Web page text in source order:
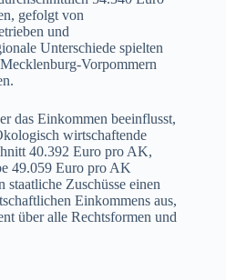
gefolgt von
und
Unterschiede spielten
Vorpommern
das Einkommen beeinflusst,
wirtschaftende
40.392 Euro pro AK,
49.059 Euro pro AK
staatliche Zuschüsse einen
Einkommens aus,
über alle Rechtsformen und